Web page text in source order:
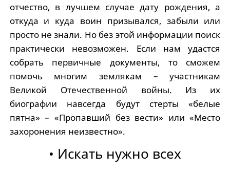
отчество, в лучшем случае дату рождения, а
откуда и куда воин призывался, забыли или
просто не знали. Но без этой информации поиск
практически невозможен. Если нам удастся
собрать первичные документы, то сможем
помочь многим землякам – участникам
Великой Отечественной войны. Из их
биографии навсегда будут стерты «белые
пятна» – «Пропавший без вести» или «Место
захоронения неизвестно».
• Искать нужно всех